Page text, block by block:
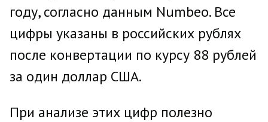
году, согласно данным Numbeo. Все
цифры указаны в российских рублях
после конвертации по курсу 88 рублей
за один доллар США.
При анализе этих цифр полезно